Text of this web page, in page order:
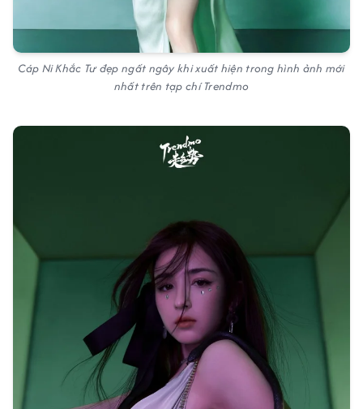
Cáp Ni Khắc Tư đẹp ngất ngây khi xuất hiện trong hình ảnh mới
nhất trên tạp chí Trendmo